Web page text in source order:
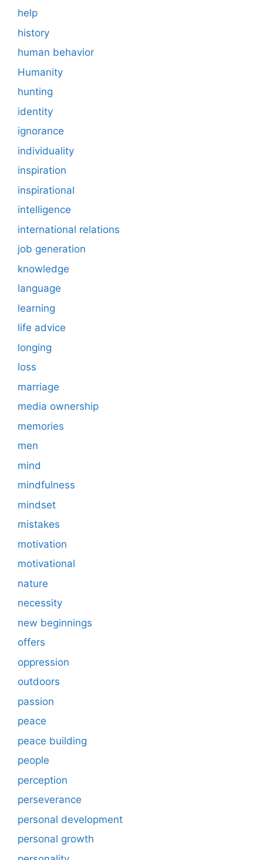
help
history
human behavior
Humanity
hunting
identity
ignorance
individuality
inspiration
inspirational
intelligence
international relations
job generation
knowledge
language
learning
life advice
longing
loss
marriage
media ownership
memories
men
mind
mindfulness
mindset
mistakes
motivation
motivational
nature
necessity
new beginnings
offers
oppression
outdoors
passion
peace
peace building
people
perception
perseverance
personal development
personal growth